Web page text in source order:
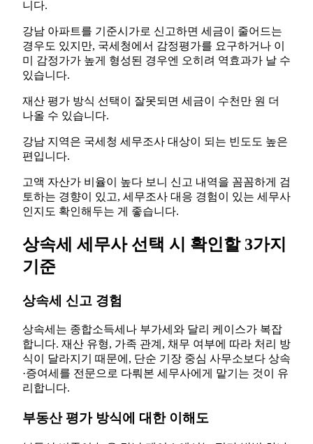
니다.
강남 아파트를 기준시가로 신고하면 세금이 줄어드는
경우도 있지만, 국세청에서 감정평가를 요구하거나 이
미 감정가가 높게 형성된 경우엔 오히려 역효과가 날 수
있습니다.
재산 평가 방식 선택이 잘못되면 세금이 수천만 원 더
나올 수 있습니다.
강남 지역은 국세청 세무조사 대상이 되는 빈도도 높은
편입니다.
고액 자산가 비율이 높다 보니 신고 내역을 꼼꼼하게 검
토하는 경향이 있고, 세무조사 대응 경험이 있는 세무사
인지도 확인해두는 게 좋습니다.
상속세 세무사 선택 시 확인할 3가지
기준
상속세 신고 경험
상속세는 종합소득세나 부가세와 달리 케이스가 복잡
합니다. 재산 유형, 가족 관계, 채무 여부에 따라 처리 방
식이 달라지기 때문에, 단순 기장 중심 사무소보다 상속
·증여세를 전문으로 다뤄본 세무사에게 맡기는 것이 유
리합니다.
부동산 평가 방식에 대한 이해도